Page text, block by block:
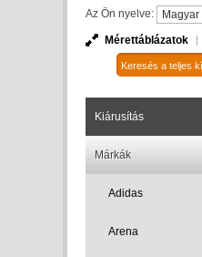
Az Ön nyelve:
Mérettáblázatok
Kiárusítás
Márkák
Adidas
Arena